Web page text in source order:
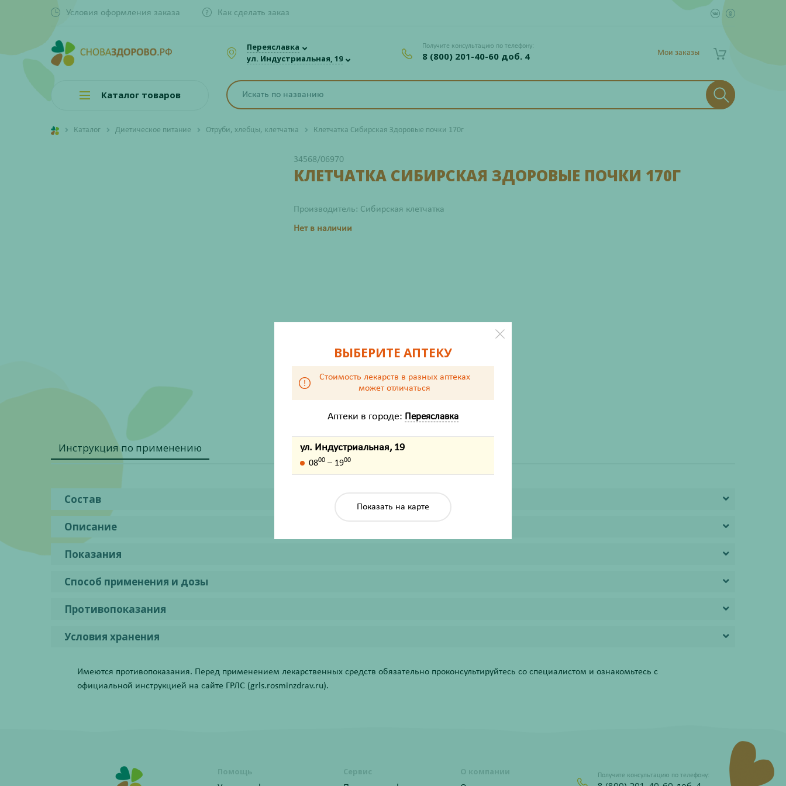
Условия оформления заказа Как сделать заказ
Переяславка
ул. Индустриальная, 19
Получите консультацию по телефону:
8 (800) 201-40-60 доб. 4 Мои заказы
Каталог товаров
Каталог Диетическое питание Отруби, хлебцы, клетчатка Клетчатка Сибирская Здоровые почки 170г
34568/06970
КЛЕТЧАТКА СИБИРСКАЯ ЗДОРОВЫЕ ПОЧКИ 170Г
Производитель: Сибирская клетчатка
Нет в наличии
ХАРАКТЕРИСТИКИ
Сибирская клетчатка
Инструкция по применению
Состав
Описание
Показания
Способ применения и дозы
Противопоказания
Условия хранения
Имеются противопоказания. Перед применением лекарственных средств обязательно проконсультируйтесь со специалистом и ознакомьтесь с
официальной инструкцией на сайте ГРЛС (grls.rosminzdrav.ru).
Помощь Сервис О компании Получите консультацию по телефону:
ВЫБЕРИТЕ АПТЕКУ
Стоимость лекарств в разных аптеках
может отличаться
Аптеки в городе: Переяславка
ул. Индустриальная, 19
0800 – 1900
Показать на карте